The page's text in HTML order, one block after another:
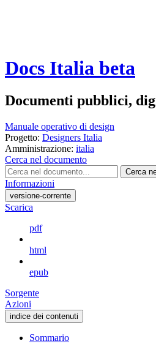
Docs Italia beta
Documenti pubblici,
Manuale operativo di design
Progetto: Designers Italia
Amministrazione: italia
Cerca nel documento
Cerca
Informazioni
versione-corrente
Scarica
pdf
html
epub
Sorgente
Azioni
indice dei contenuti
Sommario